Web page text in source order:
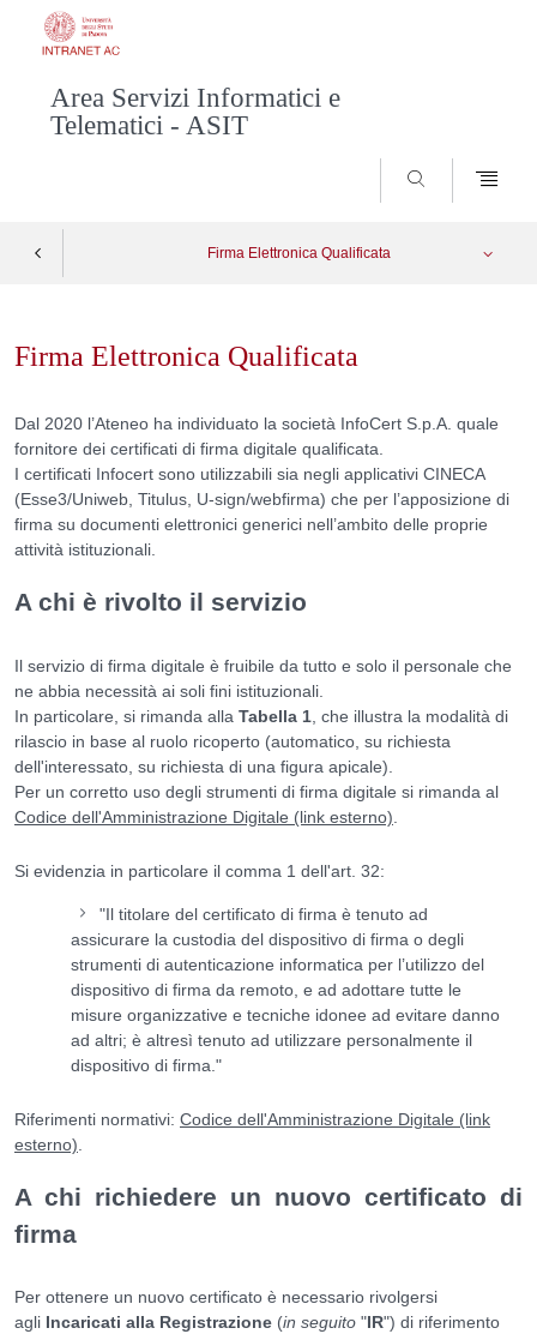
Area Servizi Informatici e
Telematici - ASIT
SEARCH
Firma Elettronica Qualificata
content
Firma Elettronica Qualificata
Dal 2020 l’Ateneo ha individuato la società InfoCert S.p.A. quale
fornitore dei certificati di firma digitale qualificata.
I certificati Infocert sono utilizzabili sia negli applicativi CINECA
(Esse3/Uniweb, Titulus, U-sign/webfirma) che per l’apposizione di
firma su documenti elettronici generici nell’ambito delle proprie
attività istituzionali.
A chi è rivolto il servizio
Il servizio di firma digitale è fruibile da tutto e solo il personale che
ne abbia necessità ai soli fini istituzionali.
In particolare, si rimanda alla Tabella 1 , che illustra la modalità di
rilascio in base al ruolo ricoperto (automatico, su richiesta
dell'interessato, su richiesta di una figura apicale).
Per un corretto uso degli strumenti di firma digitale si rimanda al
Codice dell'Amministrazione Digitale (link esterno)
Si evidenzia in particolare il comma 1 dell'art. 32:
"Il titolare del certificato di firma è tenuto ad
assicurare la custodia del dispositivo di firma o degli
strumenti di autenticazione informatica per l’utilizzo del
dispositivo di firma da remoto, e ad adottare tutte le
misure organizzative e tecniche idonee ad evitare danno
ad altri; è altresì tenuto ad utilizzare personalmente il
dispositivo di firma."
Riferimenti normativi: Codice dell'Amministrazione Digitale (link
esterno)
A chi richiedere un nuovo certificato di
firma
Per ottenere un nuovo certificato è necessario rivolgersi
agli Incaricati alla Registrazione (in seguito "IR") di riferimento